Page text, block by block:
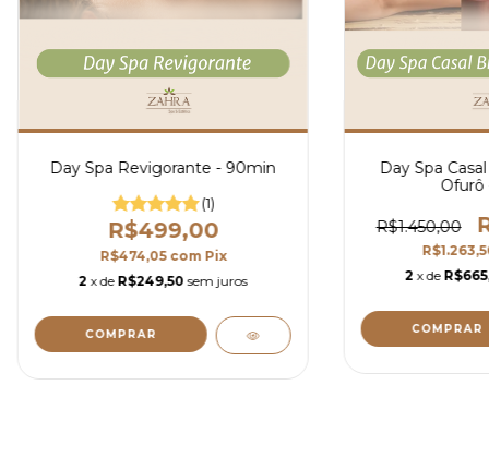
Day Spa Revigorante - 90min
(1)
R$499,00
R$474,05 com Pix
2 x de R$249,50 sem juros
Day Spa
Ofurô
R$1.450,00
2 x de